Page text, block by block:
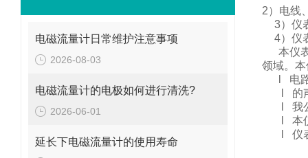
电磁流量计日常维护注意事项
2026-08-03
电磁流量计的电极如何进行清洗?
2026-06-01
延长下电磁流量计的使用寿命
2）电线
3）仪
4）仪
本仪
领域。 本
电
的
我
本
仪